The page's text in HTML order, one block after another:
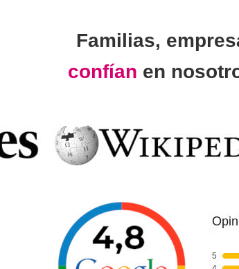
Familias,
confían en